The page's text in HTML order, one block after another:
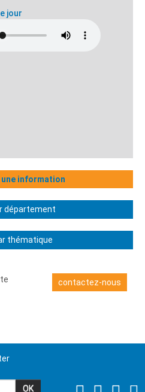
jour
information
département
thématique
contactez-nous